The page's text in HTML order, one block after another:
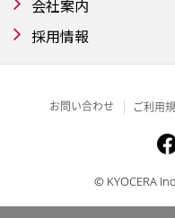
会社案内
採用情報
お問い合わせ ご利用
© KYOCERA